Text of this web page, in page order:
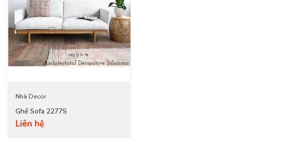
Nhà Decor
Ghế Sofa 2277S
Liên hệ